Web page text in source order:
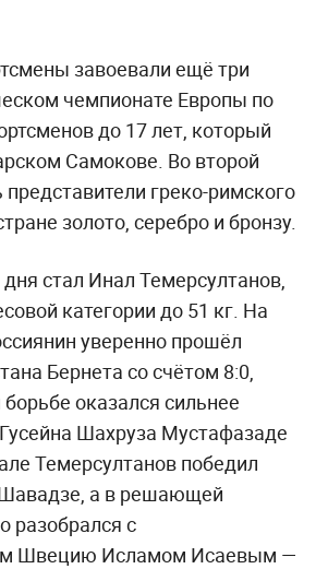
завоевали ещё три
чемпионате Европы по
до 17 лет, который
Самокове. Во второй
греко-римского
золото, серебро и бронзу.
стал Инал Темерсултанов,
категории до 51 кг. На
уверенно прошёл
Бернета со счётом 8:0,
оказался сильнее
Шахруза Мустафазаде
Темерсултанов победил
а в решающей
разобрался с
Швецию Исламом Исаевым —